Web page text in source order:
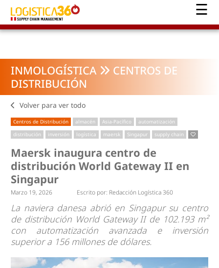
INMOLOGÍSTICA
CENTROS DE
DISTRIBUCIÓN
Volver para ver todo
Centros de Distribución almacén Asia-Pacífico
automatización
distribución
inversión logística maersk Singapur supply chain
Maersk inaugura centro de
distribución World Gateway II en
Singapur
Marzo 19, 2026 Escrito por: Redacción Logística 360
La naviera danesa abrió en Singapur su centro
de distribución World Gateway II de 102.193 m²
con automatización avanzada e inversión
superior a 156 millones de dólares.